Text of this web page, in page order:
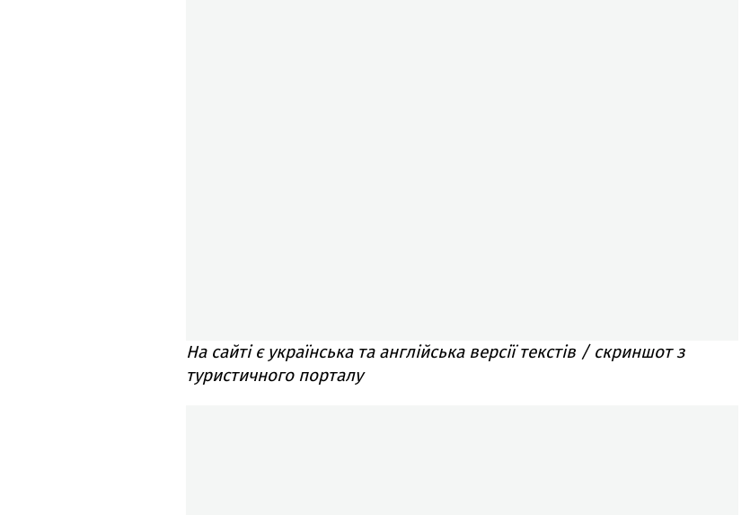
На сайті є українська та англійська версії текстів / скриншот з
туристичного порталу